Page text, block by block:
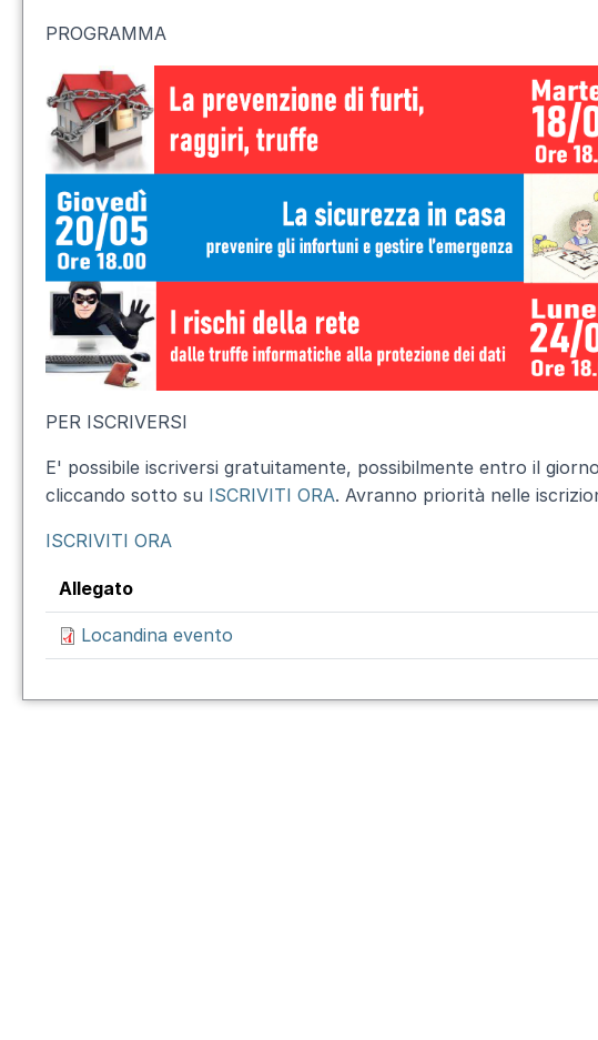
PROGRAMMA
PER ISCRIVERSI
E' possibile iscriversi gratuitamente, possibilmente entro il
cliccando sotto su ISCRIVITI ORA. Avranno priorità nelle
ISCRIVITI ORA
Allegato
Locandina evento